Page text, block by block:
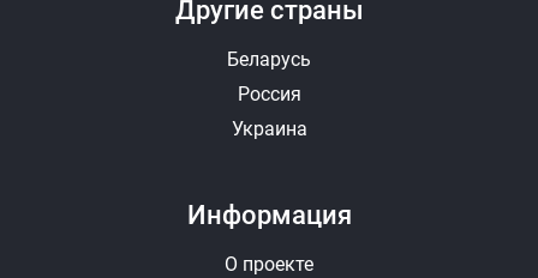
Другие страны
Беларусь
Россия
Украина
Информация
О проекте